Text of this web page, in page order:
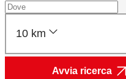
10 km
Avvia ricerca